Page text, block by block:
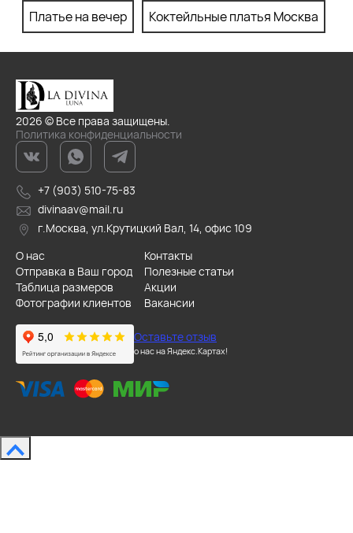
Платье на вечер Коктейльные платья Москва
2026 © Все права защищены.
Политика конфиденциальности
+7 (903) 510-75-83
divinaav@mail.ru
г.Москва, ул.Крутицкий Вал, 14, офис 109
О нас
Контакты
Отправка в Ваш город
Полезные статьи
Таблица размеров
Акции
Фотографии клиентов
Вакансии
Оставьте отзыв
о нас на Яндекс.Картах!